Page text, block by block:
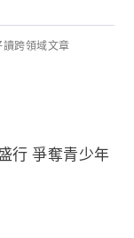
讀跨領域文章
行 爭奪青少年